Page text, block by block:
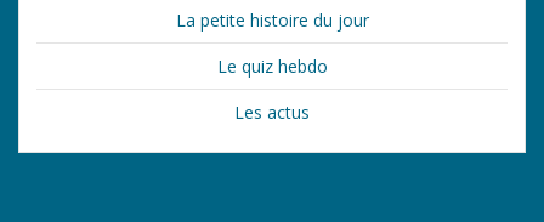
La petite histoire du jour
Le quiz hebdo
Les actus